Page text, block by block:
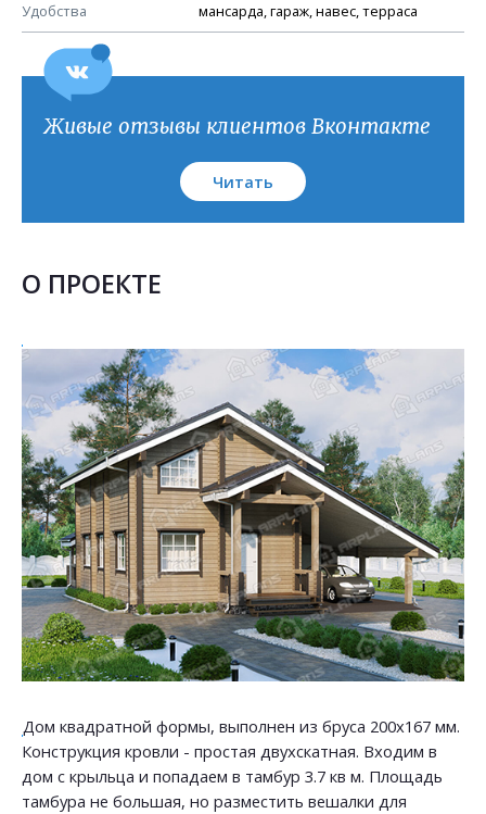
Удобства мансарда, гараж, навес, терраса
План кровли
Живые отзывы клиентов Вконтакте
Читать
О ПРОЕКТЕ
Дом квадратной формы, выполнен из бруса 200х167 мм.
Конструкция кровли - простая двухскатная. Входим в
дом с крыльца и попадаем в тамбур 3.7 кв м. Площадь
тамбура не большая, но разместить вешалки для